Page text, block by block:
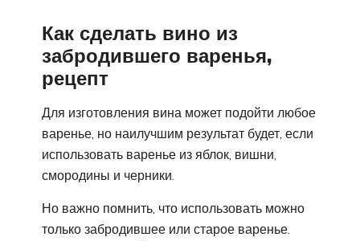
Как сделать вино из
забродившего варенья,
рецепт
Для изготовления вина может подойти любое
варенье, но наилучшим результат будет, если
использовать варенье из яблок, вишни,
смородины и черники.
Но важно помнить, что использовать можно
только забродившее или старое варенье.